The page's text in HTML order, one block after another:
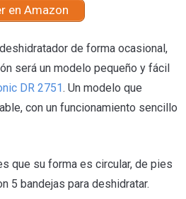
en Amazon
de forma ocasional,
será un modelo pequeño y fácil
DR 2751. Un modelo que
con un funcionamiento sencillo
que su forma es circular, de pies
5 bandejas para deshidratar.